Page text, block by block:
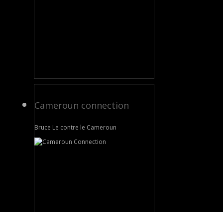
Cameroun connection
Bruce Le contre le Cameroun